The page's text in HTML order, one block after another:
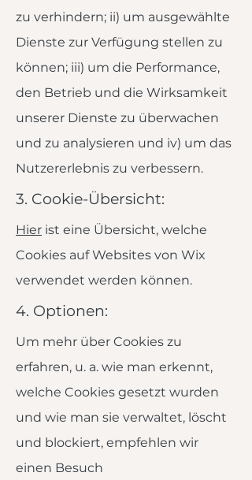
zu verhindern; ii) um ausgewählte
Dienste zur Verfügung stellen zu
können; iii) um die Performance,
den Betrieb und die Wirksamkeit
unserer Dienste zu überwachen
und zu analysieren und iv) um das
Nutzererlebnis zu verbessern.
3. Cookie-Übersicht:
Hier ist eine Übersicht, welche
Cookies auf Websites von Wix
verwendet werden können.
4. Optionen:
Um mehr über Cookies zu
erfahren, u. a. wie man erkennt,
welche Cookies gesetzt wurden
und wie man sie verwaltet, löscht
und blockiert, empfehlen wir
einen Besuch